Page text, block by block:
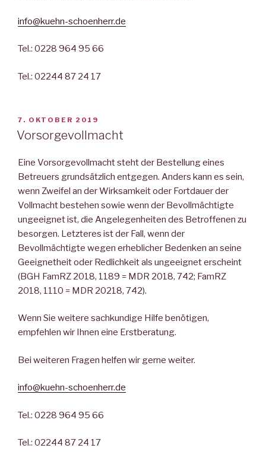
info@kuehn-schoenherr.de
Tel.: 0228 964 95 66
Tel.: 02244 87 24 17
VERÖFFENTLICHT
AM
7. OKTOBER 2019
Vorsorgevollmacht
Eine Vorsorgevollmacht steht der Bestellung eines
Betreuers grundsätzlich entgegen. Anders kann es sein,
wenn Zweifel an der Wirksamkeit oder Fortdauer der
Vollmacht bestehen sowie wenn der Bevollmächtigte
ungeeignet ist, die Angelegenheiten des Betroffenen zu
besorgen. Letzteres ist der Fall, wenn der
Bevollmächtigte wegen erheblicher Bedenken an seine
Geeignetheit oder Redlichkeit als ungeeignet erscheint
(BGH FamRZ 2018, 1189 = MDR 2018, 742; FamRZ
2018, 1110 = MDR 20218, 742).
Wenn Sie weitere sachkundige Hilfe benötigen,
empfehlen wir Ihnen eine Erstberatung.
Bei weiteren Fragen helfen wir gerne weiter.
info@kuehn-schoenherr.de
Tel.: 0228 964 95 66
Tel.: 02244 87 24 17